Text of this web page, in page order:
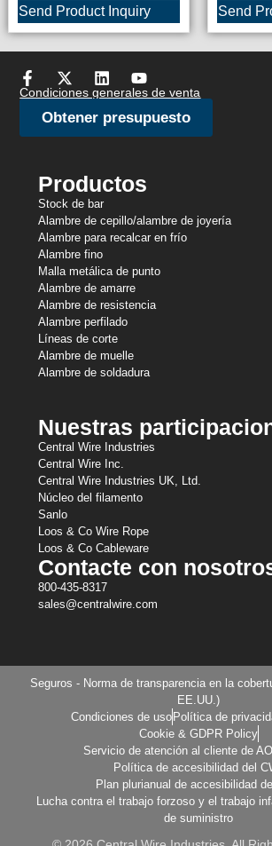
Send Product Inquiry Send
Condiciones generales de venta
Obtener presupuesto
Productos
Stock de bar
Alambre de cepillo/alambre de joyería
Alambre para recalcar en frío
Alambre fino
Malla metálica de punto
Alambre de amarre
Alambre de resistencia
Alambre perfilado
Líneas de corte
Alambre de muelle
Alambre de soldadura
Nuestras
Central Wire Industries
Central Wire Inc.
Central Wire Industries UK, Ltd.
Núcleo del filamento
Sanlo
Loos & Co Wire Rope
Loos & Co Cableware
Contacte con
800-435-8317
sales@centralwire.com
Seguros - Norma de transparencia en la
EE.UU.)
Condiciones de uso Política de
Cookie & GDPR Policy
Servicio de atención al cliente de
Política de accesibilidad del
Plan plurianual de accesibilidad
Lucha contra el trabajo forzoso y el trabajo
de suministro